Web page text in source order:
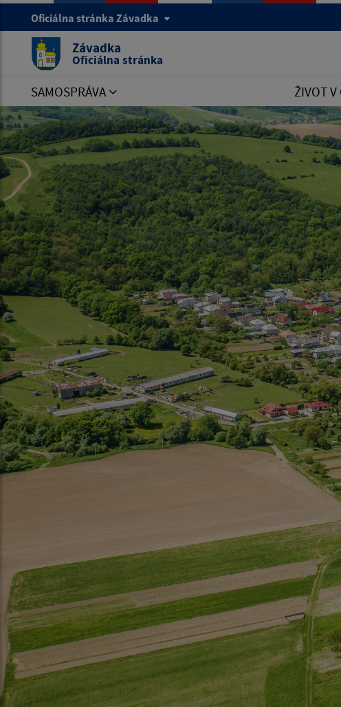
Oficiálna stránka Závadka
Závadka
Oficiálna stránka
SAMOSPRÁVA ŽIVOT V